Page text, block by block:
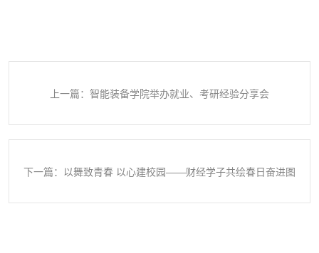
上一篇：智能装备学院举办就业、考研经验分享会
下一篇：以舞致青春 以心建校园——财经学子共绘春日奋进图